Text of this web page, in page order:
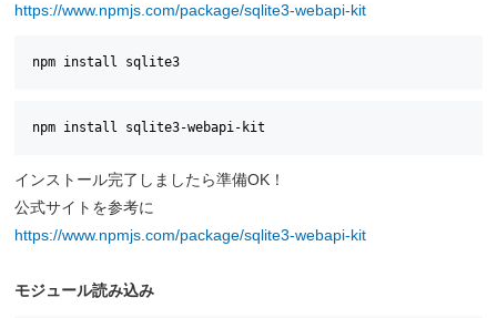
https://www.npmjs.com/package/sqlite3-webapi-kit
npm install sqlite3
npm install sqlite3-webapi-kit
インストール完了しましたら準備OK！
公式サイトを参考に
https://www.npmjs.com/package/sqlite3-webapi-kit
モジュール読み込み